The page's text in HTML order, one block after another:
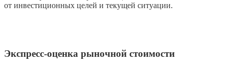
от инвестиционных целей и текущей ситуации.
Экспресс-оценка рыночной стоимости